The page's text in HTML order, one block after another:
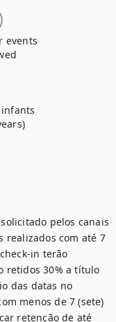
events
pelos canais
realizados com até 7
in terão
retidos 30% a título
das datas no
menos de 7 (sete)
retenção de até